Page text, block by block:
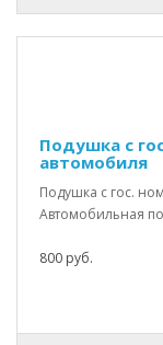
Подушка с
автомобиля
Подушка с гос.
Автомобильная
800 руб.